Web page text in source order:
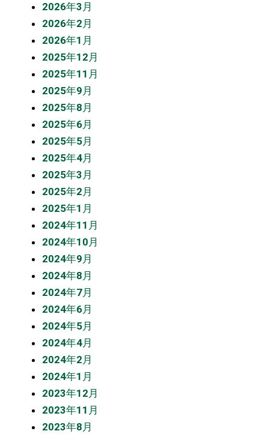
2026年3月
2026年2月
2026年1月
2025年12月
2025年11月
2025年9月
2025年8月
2025年6月
2025年5月
2025年4月
2025年3月
2025年2月
2025年1月
2024年11月
2024年10月
2024年9月
2024年8月
2024年7月
2024年6月
2024年5月
2024年4月
2024年2月
2024年1月
2023年12月
2023年11月
2023年8月